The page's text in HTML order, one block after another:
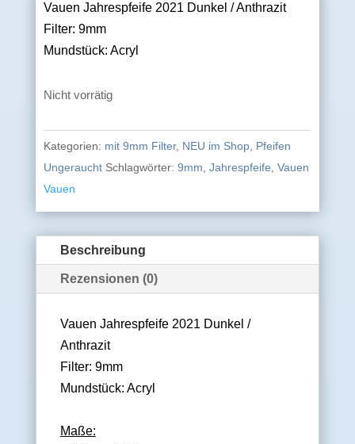
Vauen Jahrespfeife 2021 Dunkel / Anthrazit
Filter: 9mm
Mundstück: Acryl
Nicht vorrätig
Kategorien: mit 9mm Filter, NEU im Shop, Pfeifen
Ungeraucht Schlagwörter: 9mm, Jahrespfeife, Vauen
Vauen
Beschreibung
Rezensionen (0)
Vauen Jahrespfeife 2021 Dunkel /
Anthrazit
Filter: 9mm
Mundstück: Acryl
Maße: